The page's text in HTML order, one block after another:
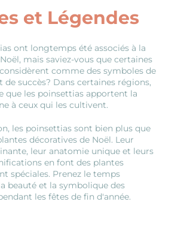
et Légendes
ont longtemps été associés à la
mais saviez-vous que certaines
comme des symboles de
de succès? Dans certaines régions,
que les poinsettias apportent la
à ceux qui les cultivent.
les poinsettias sont bien plus que
décoratives de Noël. Leur
leur anatomie unique et leurs
en font des plantes
spéciales. Prenez le temps
beauté et la symbolique des
les fêtes de fin d'année.